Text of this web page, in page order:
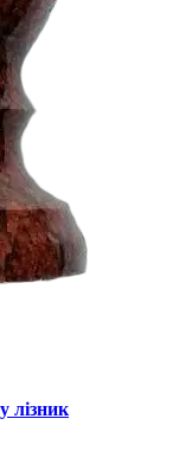
лізник